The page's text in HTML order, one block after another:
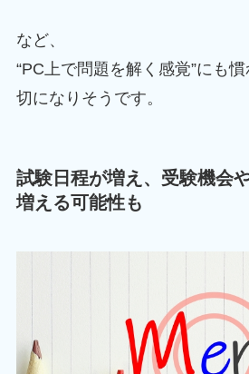
など、
“PC上で問題を解く感覚”にも
切になりそうです。
試験日程が増え、受験機会
増える可能性も